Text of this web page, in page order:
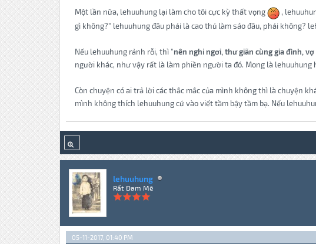
Một lần nữa, lehuuhung lại làm cho tôi cực kỳ thất vọng ,
gì không?" lehuuhung đâu phải là cao thủ làm sáo đâu, phải không?
Nếu lehuuhung rảnh rỗi, thì "nên nghỉ ngơi, thư giãn cùng gia đình,
người khác, như vậy rất là làm phiền người ta đó. Mong là
Còn chuyện có ai trả lời các thắc mắc của mình không thì là chuyện
mình không thích lehuuhung cứ vào viết tầm bậy tầm bạ. Nếu
lehuuhung
Rất Đam Mê
05-11-2017, 01:40 PM